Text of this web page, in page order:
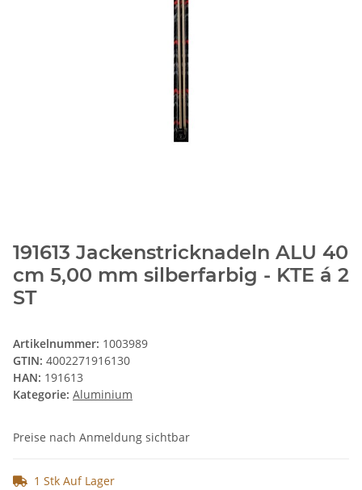
191613 Jackenstricknadeln ALU 40
cm 5,00 mm silberfarbig - KTE á 2
ST
Artikelnummer: 1003989
GTIN: 4002271916130
HAN: 191613
Kategorie: Aluminium
Preise nach Anmeldung sichtbar
1 Stk Auf Lager